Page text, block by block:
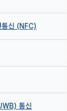
통신 (NFC)
통신